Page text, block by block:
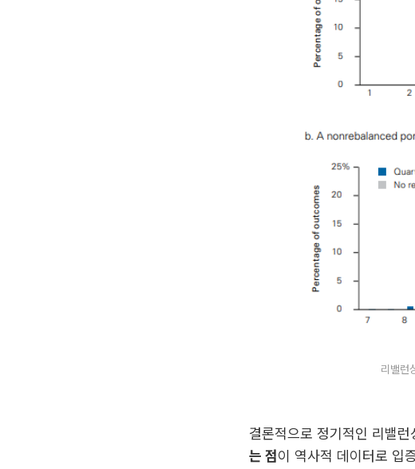
리밸런
결론적으로 정기적인 리밸런
는 점이 역사적 데이터로 입